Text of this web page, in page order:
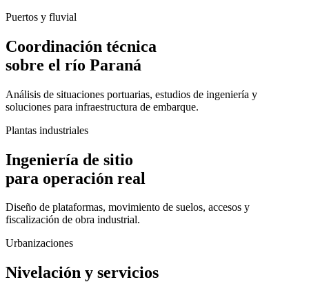
Puertos y fluvial
Coordinación técnica
sobre el río Paraná
Análisis de situaciones portuarias, estudios de ingeniería y
soluciones para infraestructura de embarque.
Plantas industriales
Ingeniería de sitio
para operación real
Diseño de plataformas, movimiento de suelos, accesos y
fiscalización de obra industrial.
Urbanizaciones
Nivelación y servicios